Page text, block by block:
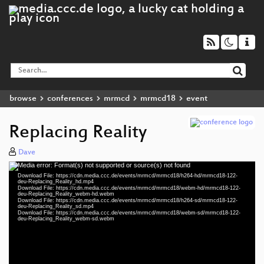
browse conferences mrmcd mrmcd18 event
Replacing Reality
Dave
Video
Player
Media error: Format(s) not supported or source(s) not found
Download File: https://cdn.media.ccc.de/events/mrmcd/mrmcd18/h264-hd/mrmcd18-122-
deu-Replacing_Reality_hd.mp4
Download File: https://cdn.media.ccc.de/events/mrmcd/mrmcd18/webm-hd/mrmcd18-122-
deu-Replacing_Reality_webm-hd.webm
Download File: https://cdn.media.ccc.de/events/mrmcd/mrmcd18/h264-sd/mrmcd18-122-
deu-Replacing_Reality_sd.mp4
Download File: https://cdn.media.ccc.de/events/mrmcd/mrmcd18/webm-sd/mrmcd18-122-
deu-Replacing_Reality_webm-sd.webm